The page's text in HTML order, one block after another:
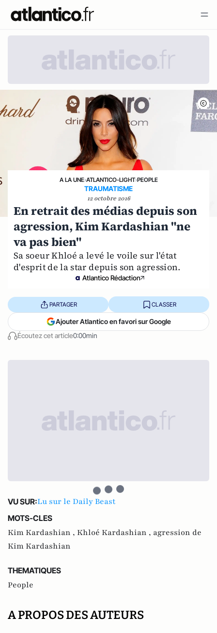
A LA UNE›ATLANTICO-LIGHT›PEOPLE
TRAUMATISME
12 octobre 2016
En retrait des médias depuis son
agression, Kim Kardashian "ne
va pas bien"
Sa soeur Khloé a levé le voile sur l'état
d'esprit de la star depuis son agression.
Atlantico Rédaction
Écoutez cet article0:00min
PARTAGER CLASSER
Ajouter Atlantico en favori sur Google
VU SUR:Lu sur le Daily Beast
MOTS-CLES
Kim Kardashian , Khloé Kardashian , agression de
Kim Kardashian
THEMATIQUES
People
A PROPOS DES AUTEURS